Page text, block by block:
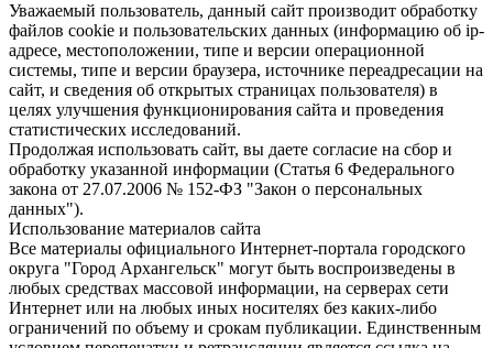
Уважаемый пользователь, данный сайт производит обработку
файлов cookie и пользовательских данных (информацию об ip-
адресе, местоположении, типе и версии операционной
системы, типе и версии браузера, источнике переадресации на
сайт, и сведения об открытых страницах пользователя) в
целях улучшения функционирования сайта и проведения
статистических исследований.
Продолжая использовать сайт, вы даете согласие на сбор и
обработку указанной информации (Статья 6 Федерального
закона от 27.07.2006 № 152-ФЗ "Закон о персональных
данных").
Использование материалов сайта
Все материалы официального Интернет-портала городского
округа "Город Архангельск" могут быть воспроизведены в
любых средствах массовой информации, на серверах сети
Интернет или на любых иных носителях без каких-либо
ограничений по объему и срокам публикации. Единственным